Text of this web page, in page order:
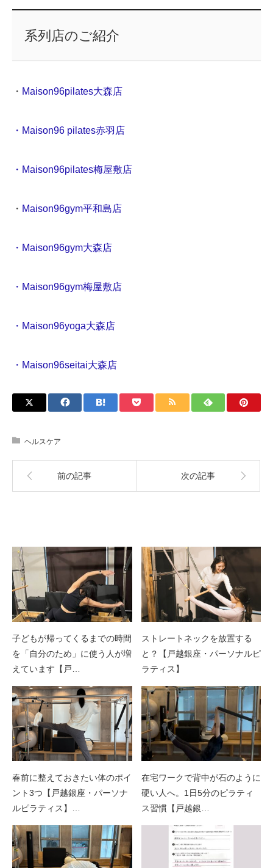
系列店のご紹介
・ Maison96pilates大森店
・Maison96 pilates赤羽店
・Maison96pilates梅屋敷店
・ Maison96gym平和島店
・Maison96gym大森店
・Maison96gym梅屋敷店
・Maison96yoga大森店
・Maison96seitai大森店
ヘルスケア
前の記事 次の記事
子どもが帰ってくるまでの時間
を「自分のため」に使う人が増
えています【戸…
ストレートネックを放置する
と？【戸越銀座・パーソナルピ
ラティス】
春前に整えておきたい体のポイ
ント3つ【戸越銀座・パーソナ
ルピラティス】…
在宅ワークで背中が石のように
硬い人へ。1日5分のピラティ
ス習慣【戸越銀…